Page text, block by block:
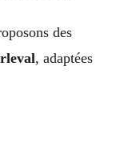
des
, adaptées